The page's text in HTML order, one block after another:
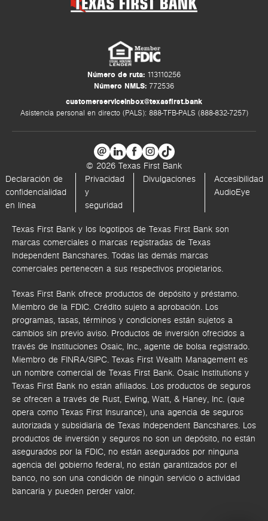
Número de ruta: 113110256
Número NMLS: 772536
customerserviceinbox@texasfirst.bank
Asistencia personal en directo (PALS): 888-TFB-PALS (888-832-7257)
© 2026 Texas First Bank
Declaración de
confidencialidad
en línea
Privacidad
y
seguridad
Divulgaciones
Accesibilidad
AudioEye
Texas First Bank y los logotipos de Texas First Bank son
marcas comerciales o marcas registradas de Texas
Independent Bancshares. Todas las demás marcas
comerciales pertenecen a sus respectivos propietarios.
Texas First Bank ofrece productos de depósito y préstamo.
Miembro de la FDIC. Crédito sujeto a aprobación. Los
programas, tasas, términos y condiciones están sujetos a
cambios sin previo aviso. Productos de inversión ofrecidos a
través de Instituciones Osaic, Inc., agente de bolsa registrado.
Miembro de FINRA/SIPC. Texas First Wealth Management es
un nombre comercial de Texas First Bank. Osaic Institutions y
Texas First Bank no están afiliados. Los productos de seguros
se ofrecen a través de Rust, Ewing, Watt, & Haney, Inc. (que
opera como Texas First Insurance), una agencia de seguros
autorizada y subsidiaria de Texas Independent Bancshares. Los
productos de inversión y seguros no son un depósito, no están
asegurados por la FDIC, no están asegurados por ninguna
agencia del gobierno federal, no están garantizados por el
banco, no son una condición de ningún servicio o actividad
bancaria y pueden perder valor.